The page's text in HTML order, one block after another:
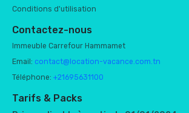
Conditions d'utilisation
Contactez-nous
Immeuble Carrefour Hammamet
Email: contact@location-vacance.com.tn
Téléphone: +21695631100
Tarifs & Packs